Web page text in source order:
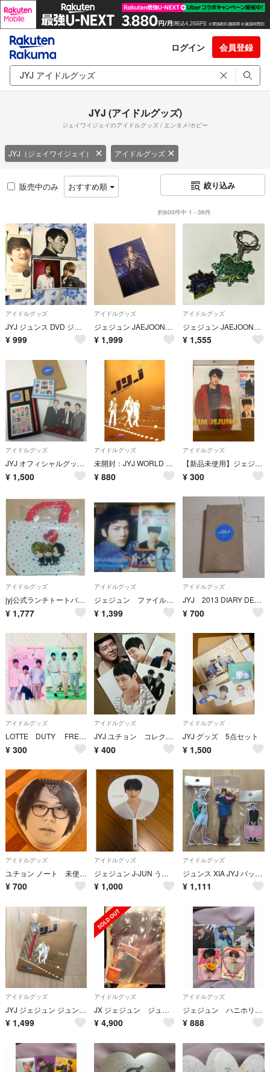
ログイン 会員登録
JYJ (アイドルグッズ)
ジェイワイジェイのアイドルグッズ / エンタメ/ホビー
JYJ（ジェイワイジェイ） アイドルグッズ
販売中のみ おすすめ順 絞り込み
約600件中 1 - 36件
アイドルグッズ
JYJ ジュンス DVD ジャケカ
¥ 999
アイドルグッズ
ジェジュン JAEJOONG フォトセット
¥ 1,999
アイドルグッズ
ジェジュン JAEJOONG キーホルダー
¥ 1,555
アイドルグッズ
JYJ オフィシャルグッズ ステーショナリーセット マウスパッド 文房具
¥ 1,500
アイドルグッズ
未開封：JYJ WORLD TOUR CONCERT 2011 写真集
¥ 880
アイドルグッズ
【新品未使用】ジェジュン クリアファイル フォト キムジェジュン 韓流ショップ
¥ 300
アイドルグッズ
jyj公式ランチトートバック未使用 ジェジュン ユチョン ジュンス 匿名配送
¥ 1,777
アイドルグッズ
ジェジュン ファイル ノート カード入れ jyjメモ 未使用セット
¥ 1,399
アイドルグッズ
JYJ 2013 DIARY DECORATION SET 未使用だと思います
¥ 700
アイドルグッズ
LOTTE DUTY FREE JYJ クリアファイル
¥ 300
アイドルグッズ
JYJ ユチョン コレクションカード5枚セット
¥ 400
アイドルグッズ
JYJ グッズ 5点セット
¥ 1,500
アイドルグッズ
ユチョン ノート 未使用 希少！
¥ 700
アイドルグッズ
ジェジュン J-JUN うちわ
¥ 1,000
アイドルグッズ
ジュンス XIA JYJ バッジ 新品未使用
¥ 1,111
アイドルグッズ
JYJ ジェジュン ジュンス ユチョン コンサート パンフレット
¥ 1,499
アイドルグッズ
JX ジェジュン ジュンス ファンミーティング アップグレード特典
¥ 4,900
アイドルグッズ
ジェジュン ハニホリ ファンミーティング トレカ 5枚セット 公式 ②
¥ 888